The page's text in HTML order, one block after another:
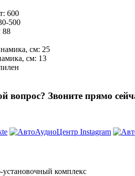
600
500
88
см: 25
см: 13
вопрос? Звоните прямо
комплекс